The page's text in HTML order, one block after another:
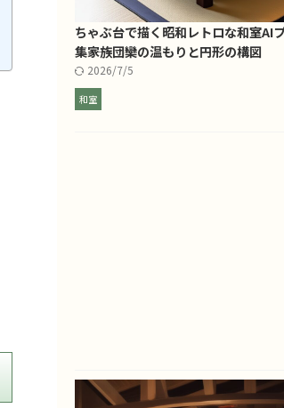
ちゃぶ台で描く昭和レトロな和室AI
集――家族団欒の温もりと円形の構図
2026/7/5
和室